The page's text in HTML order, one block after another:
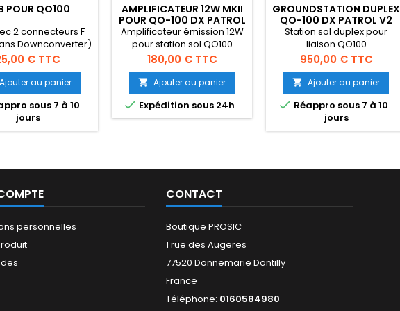
POUR QO100
2 connecteurs F
Downconverter)
station sol QO100
€ TTC
Ajouter au panier
sous 7 à 10
jours
AMPLIFICATEUR 12W MKII
POUR QO-100 DX PATROL
Amplificateur émission 12W
pour station sol QO100
Prix
180,00 € TTC
 Ajouter au panier
 Expédition sous 24h
GROUNDSTATION DUPLEX
QO-100 DX PATROL V2
Station sol duplex pour
liaison QO100
Prix
950,00 € TTC
 Ajouter au panier
 Réappro sous 7 à 10
jours
personnelles
CONTACT
Boutique PROSIC
1 rue des Augeres
77520 Donnemarie Dontilly
France
Téléphone: 0160584980